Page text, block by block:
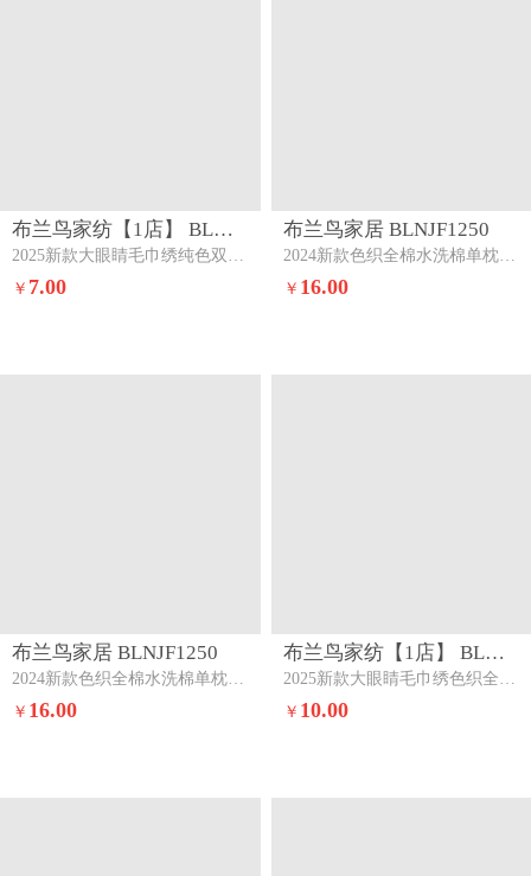
布兰鸟家纺【1店】 BLNJF1859
2025新款大眼睛毛巾绣纯色双拼水洗棉单品单枕套家用学生宿舍单件晨曦粉蓝（眼睛款)
￥ 7.00
布兰鸟家居 BLNJF1250
2024新款色织全棉水洗棉单枕套一对米娅蓝灰
￥ 16.00
布兰鸟家居 BLNJF1250
2024新款色织全棉水洗棉单枕套一对黑中格
￥ 16.00
布兰鸟家纺【1店】 BLNJF1860
2025新款大眼睛毛巾绣色织全棉水洗棉四件套软糯亲肤单品单枕套四季通用田园格调（眼睛款）
￥ 10.00